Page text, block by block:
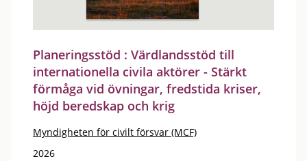
Planeringsstöd : Värdlandsstöd till
internationella civila aktörer - Stärkt
förmåga vid övningar, fredstida kriser,
höjd beredskap och krig
Myndigheten för civilt försvar (MCF)
2026